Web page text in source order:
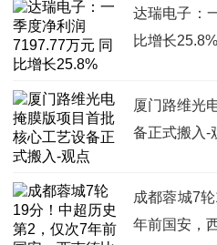
达瑞电子：
比增长25.8%
厦门路维光
备正式搬入-
成都蓉城7
年前国安，